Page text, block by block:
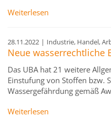
Weiterlesen
28.11.2022 | Industrie, Handel,
Neue wasserrechtliche
Das UBA hat 21 weitere
Einstufung von Stoffen bzw.
Wassergefährdung gemäß
Weiterlesen